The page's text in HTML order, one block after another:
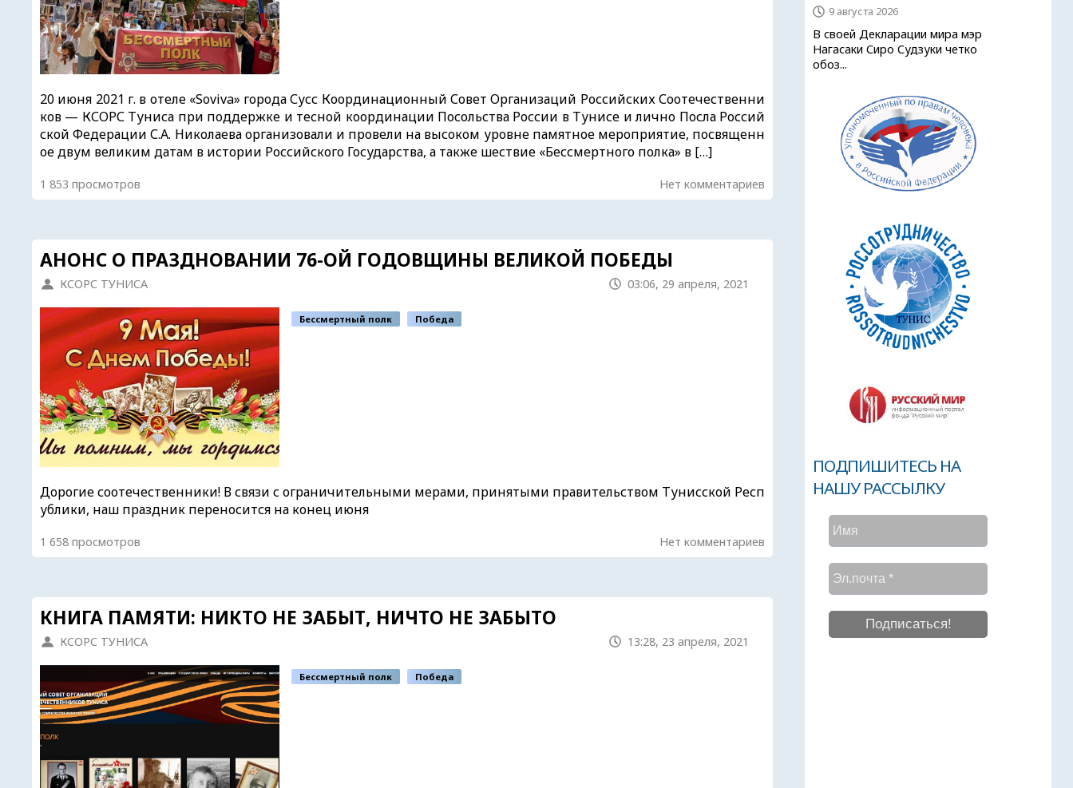
20 июня 2021 г. в отеле «Soviva» города Сусс Координационный Совет Организаций Российских Соотечественни
ков — КСОРС Туниса при поддержке и тесной координации Посольства России в Тунисе и лично Посла Россий
ской Федерации С.А. Николаева организовали и провели на высоком уровне памятное мероприятие, посвященн
ое двум великим датам в истории Российского Государства, а также шествие «Бессмертного полка» в […]
1 853 просмотров Нет комментариев
АНОНС О ПРАЗДНОВАНИИ 76-ОЙ ГОДОВЩИНЫ ВЕЛИКОЙ ПОБЕДЫ
КСОРС ТУНИСА 03:06, 29 апреля, 2021
Бессмертный полк Победа
Дорогие соотечественники! В связи с ограничительными мерами, принятыми правительством Тунисской Респ
ублики, наш праздник переносится на конец июня
1 658 просмотров Нет комментариев
КНИГА ПАМЯТИ: НИКТО НЕ ЗАБЫТ, НИЧТО НЕ ЗАБЫТО
КСОРС ТУНИСА 13:28, 23 апреля, 2021
Бессмертный полк Победа
9 августа 2026
В своей Декларации мира мэр
Нагасаки Сиро Судзуки четко
обоз...
ПОДПИШИТЕСЬ НА
НАШУ РАССЫЛКУ